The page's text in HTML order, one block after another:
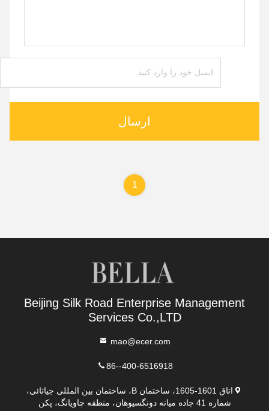
ارسال
1
Beijing Silk Road Enterprise Management
Services Co.,LTD
mao@ecer.com
86--400-6516918
اتاق 1601-1605، ساختمان B، ساختمان بین المللی جیاتائی،
شماره 41 جاده میانه دونگسیوهان، منطقه چاویانگ، پکن